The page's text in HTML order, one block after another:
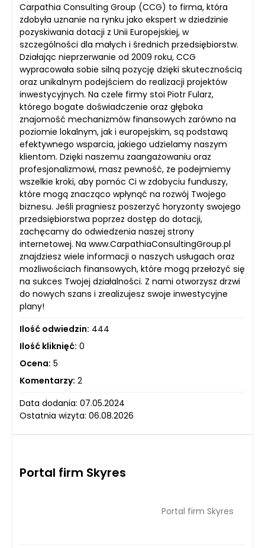
Carpathia Consulting Group (CCG) to firma, która
zdobyła uznanie na rynku jako ekspert w dziedzinie
pozyskiwania dotacji z Unii Europejskiej, w
szczególności dla małych i średnich przedsiębiorstw.
Działając nieprzerwanie od 2009 roku, CCG
wypracowała sobie silną pozycję dzięki skutecznością
oraz unikalnym podejściem do realizacji projektów
inwestycyjnych. Na czele firmy stoi Piotr Fularz,
którego bogate doświadczenie oraz głęboka
znajomość mechanizmów finansowych zarówno na
poziomie lokalnym, jak i europejskim, są podstawą
efektywnego wsparcia, jakiego udzielamy naszym
klientom. Dzięki naszemu zaangażowaniu oraz
profesjonalizmowi, masz pewność, że podejmiemy
wszelkie kroki, aby pomóc Ci w zdobyciu funduszy,
które mogą znacząco wpłynąć na rozwój Twojego
biznesu. Jeśli pragniesz poszerzyć horyzonty swojego
przedsiębiorstwa poprzez dostęp do dotacji,
zachęcamy do odwiedzenia naszej strony
internetowej. Na www.CarpathiaConsultingGroup.pl
znajdziesz wiele informacji o naszych usługach oraz
możliwościach finansowych, które mogą przełożyć się
na sukces Twojej działalności. Z nami otworzysz drzwi
do nowych szans i zrealizujesz swoje inwestycyjne
plany!
Ilość odwiedzin: 444
Ilość kliknięć: 0
Ocena: 5
Komentarzy: 2
Data dodania: 07.05.2024
Ostatnia wizyta: 06.08.2026
Portal firm Skyres
Portal firm Skyres